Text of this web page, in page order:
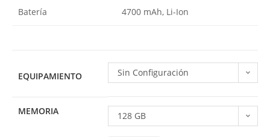
Batería 4700 mAh, Li-Ion
EQUIPAMIENTO Sin Configuración
MEMORIA 128 GB